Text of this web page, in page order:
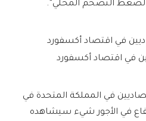
التضخم المحلي”.
في اقتصاد أكسفورد
في المملكة المتحدة في
في الأجور شيء سيشاهده